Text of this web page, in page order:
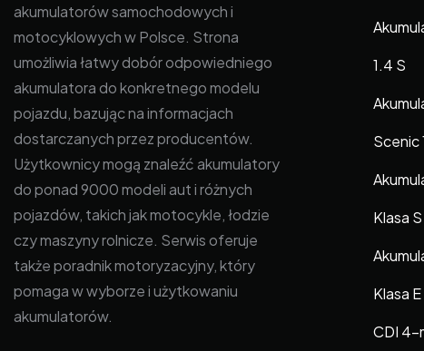
akumulatorów samochodowych i
motocyklowych w Polsce. Strona
umożliwia łatwy dobór odpowiedniego
akumulatora do konkretnego modelu
pojazdu, bazując na informacjach
dostarczanych przez producentów.
Użytkownicy mogą znaleźć akumulatory
do ponad 9000 modeli aut i różnych
pojazdów, takich jak motocykle, łodzie
czy maszyny rolnicze. Serwis oferuje
także poradnik motoryzacyjny, który
pomaga w wyborze i użytkowaniu
akumulatorów.
1.4 S
Scenic
Klasa
Klasa
CDI 4-